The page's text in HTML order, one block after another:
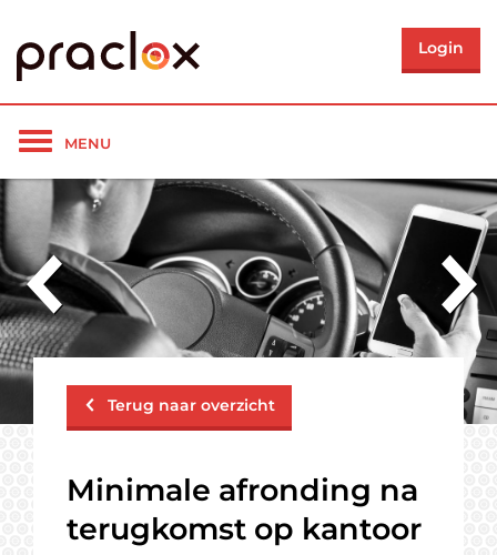
Login
Toon/verberg
MENU
Terug naar overzicht
Minimale afronding na
terugkomst op kantoor